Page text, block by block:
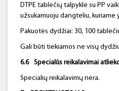
DTPE tablečių talpyklė su PP
užsukamuoju dangteliu, kuriame
Pakuotės dydžiai: 30, 100
Gali būti tiekiamos ne visų
6.6 Specialūs reikalavimai
Specialių reikalavimų nėra.